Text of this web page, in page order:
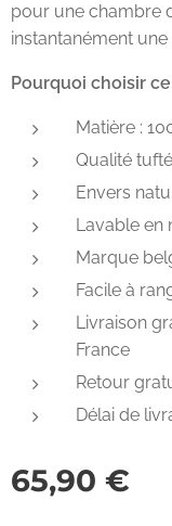
pour une chambre
instantanément
Pourquoi choisir
Matière :
Qualité
Envers
Lavable en
Marque
Facile à
Livraison
France
Retour
Délai de
65,90 €